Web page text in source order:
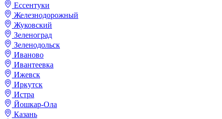
Ессентуки
Железнодорожный
Жуковский
Зеленоград
Зеленодольск
Иваново
Ивантеевка
Ижевск
Иркутск
Истра
Йошкар-Ола
Казань